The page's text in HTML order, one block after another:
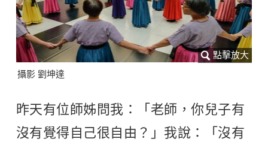
攝影 劉坤達
昨天有位師姊問我：「老師，你兒子有
沒有覺得自己很自由？」我說：「沒有